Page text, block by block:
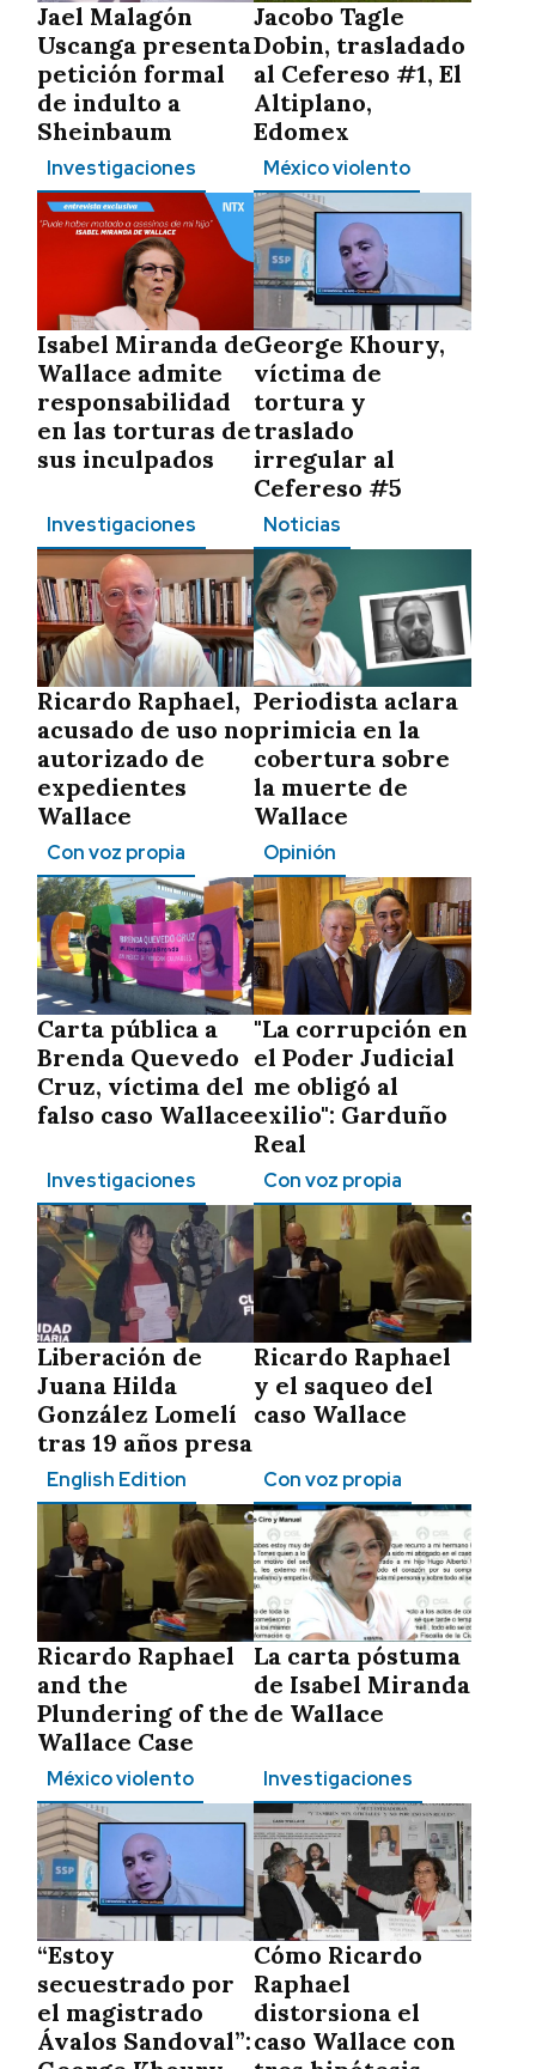
Jael Malagón
Uscanga presenta
petición formal
de indulto a
Sheinbaum
Jacobo Tagle
Dobin, trasladado
al Cefereso #1, El
Altiplano,
Edomex
Investigaciones
Isabel Miranda de
Wallace admite
responsabilidad
en las torturas de
sus inculpados
México violento
George Khoury,
víctima de
tortura y
traslado
irregular al
Cefereso #5
Investigaciones
Ricardo Raphael,
acusado de uso no
autorizado de
expedientes
Wallace
Noticias
Periodista aclara
primicia en la
cobertura sobre
la muerte de
Wallace
Con voz propia
Carta pública a
Brenda Quevedo
Cruz, víctima del
falso caso Wallace
Opinión
"La corrupción en
el Poder Judicial
me obligó al
exilio": Garduño
Real
Investigaciones
Liberación de
Juana Hilda
González Lomelí
tras 19 años presa
Con voz propia
Ricardo Raphael
y el saqueo del
caso Wallace
English Edition
Ricardo Raphael
and the
Plundering of the
Wallace Case
Con voz propia
La carta póstuma
de Isabel Miranda
de Wallace
México violento
“Estoy
secuestrado por
el magistrado
Ávalos Sandoval”:
Investigaciones
Cómo Ricardo
Raphael
distorsiona el
caso Wallace con